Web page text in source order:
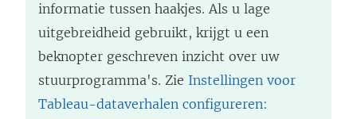
informatie tussen haakjes. Als u lage
uitgebreidheid gebruikt, krijgt u een
beknopter geschreven inzicht over uw
stuurprogramma's. Zie Instellingen voor
Tableau-dataverhalen configureren: